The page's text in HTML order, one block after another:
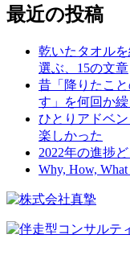
ゲ
最近の投稿
乾いたタオル
選ぶ、15の文章
昔「降りたこ
す」を何回か
ひとりアドベ
楽しかった
2022年の進捗
Why, How,